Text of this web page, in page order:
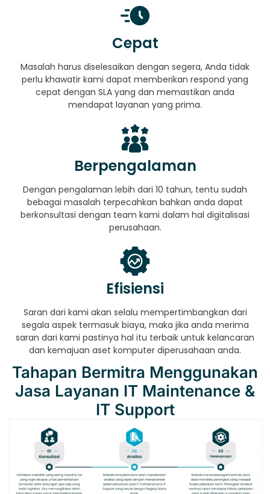
Cepat
Masalah harus diselesaikan dengan segera, Anda tidak
perlu khawatir kami dapat memberikan respond yang
cepat dengan SLA yang dan memastikan anda
mendapat layanan yang prima.
Berpengalaman
Dengan pengalaman lebih dari 10 tahun, tentu sudah
bebagai masalah terpecahkan bahkan anda dapat
berkonsultasi dengan team kami dalam hal digitalisasi
perusahaan.
Efisiensi
Saran dari kami akan selalu mempertimbangkan dari
segala aspek termasuk biaya, maka jika anda merima
saran dari kami pastinya hal itu terbaik untuk kelancaran
dan kemajuan aset komputer diperusahaan anda.
Tahapan Bermitra Menggunakan
Jasa Layanan IT Maintenance &
IT Support